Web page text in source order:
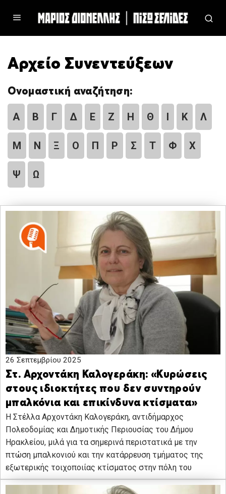
Αρχείο Συνεντεύξεων
Ονομαστική αναζήτηση:
Α Β Γ Δ Ε Ζ Η Θ Ι Κ Λ
Μ Ν Ξ Ο Π Ρ Σ Τ Φ Χ
Ψ Ω
26 Σεπτεμβρίου 2025
Στ. Αρχοντάκη Καλογεράκη: «Κυρώσεις
στους ιδιοκτήτες που δεν συντηρούν
μπαλκόνια και επικίνδυνα κτίσματα»
Η Στέλλα Αρχοντάκη Καλογεράκη, αντιδήμαρχος
Πολεοδομίας και Δημοτικής Περιουσίας του Δήμου
Ηρακλείου, μιλά για τα σημερινά περιστατικά με την
πτώση μπαλκονιού και την κατάρρευση τμήματος της
εξωτερικής τοιχοποιίας κτίσματος στην πόλη του